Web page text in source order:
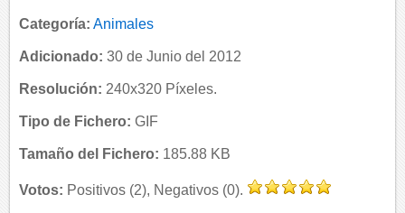
Categoría: Animales
Adicionado: 30 de Junio del 2012
Resolución: 240x320 Píxeles.
Tipo de Fichero: GIF
Tamaño del Fichero: 185.88 KB
Votos: Positivos (2), Negativos (0).